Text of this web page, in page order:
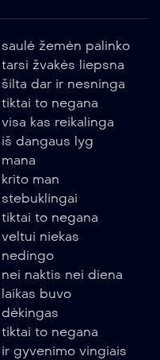
saulė žemėn palinko
tarsi žvakės liepsna
šilta dar ir nesninga
tiktai to negana
visa kas reikalinga
iš dangaus lyg
mana
krito man
stebuklingai
tiktai to negana
veltui niekas
nedingo
nei naktis nei diena
laikas buvo
dėkingas
tiktai to negana
ir gyvenimo vingiais